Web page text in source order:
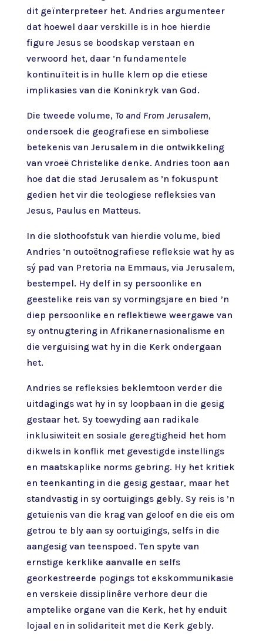
dit geïnterpreteer het. Andries argumenteer
dat hoewel daar verskille is in hoe hierdie
figure Jesus se boodskap verstaan en
verwoord het, daar ’n fundamentele
kontinuïteit is in hulle klem op die etiese
implikasies van die Koninkryk van God.
Die tweede volume, To and From Jerusalem,
ondersoek die geografiese en simboliese
betekenis van Jerusalem in die ontwikkeling
van vroeë Christelike denke. Andries toon aan
hoe dat die stad Jerusalem as ’n fokuspunt
gedien het vir die teologiese refleksies van
Jesus, Paulus en Matteus.
In die slothoofstuk van hierdie volume, bied
Andries ’n outoëtnografiese refleksie wat hy as
sý pad van Pretoria na Emmaus, via Jerusalem,
bestempel. Hy delf in sy persoonlike en
geestelike reis van sy vormingsjare en bied ’n
diep persoonlike en reflektiewe weergawe van
sy ontnugtering in Afrikanernasionalisme en
die verguising wat hy in die Kerk ondergaan
het.
Andries se refleksies beklemtoon verder die
uitdagings wat hy in sy loopbaan in die gesig
gestaar het. Sy toewyding aan radikale
inklusiwiteit en sosiale geregtigheid het hom
dikwels in konflik met gevestigde instellings
en maatskaplike norms gebring. Hy het kritiek
en teenkanting in die gesig gestaar, maar het
standvastig in sy oortuigings gebly. Sy reis is ’n
getuienis van die krag van geloof en die eis om
getrou te bly aan sy oortuigings, selfs in die
aangesig van teenspoed. Ten spyte van
ernstige kerklike aanvalle en selfs
georkestreerde pogings tot ekskommunikasie
en verskeie dissiplinêre verhore deur die
amptelike organe van die Kerk, het hy enduit
lojaal en in solidariteit met die Kerk gebly.